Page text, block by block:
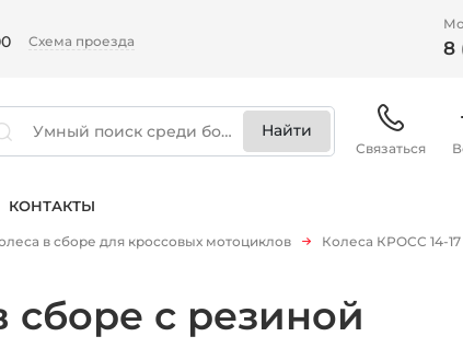
Схема проезда 8
Связаться
КОНТАКТЫ
в сборе для кроссовых мотоциклов Колеса КРОСС 14-
сборе с резиной